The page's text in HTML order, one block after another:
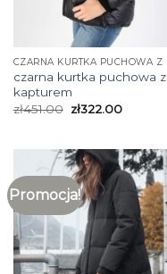
czarna kurtka puchowa z
kapturem
zł451.00 zł322.00
Promocja!